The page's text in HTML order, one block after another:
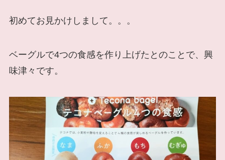
初めてお見かけしまして。。。
ベーグルで4つの食感を作り上げたとのことで、興
味津々です。